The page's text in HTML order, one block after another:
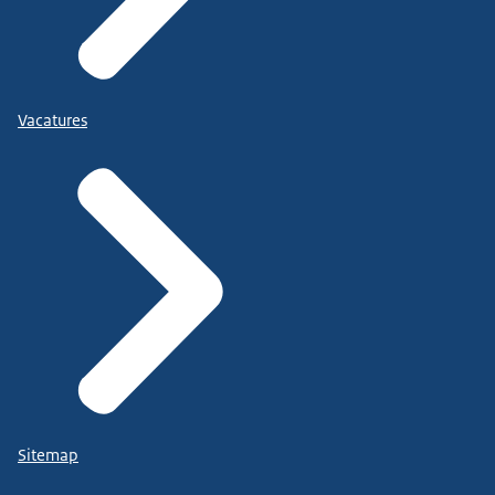
Vacatures
Sitemap